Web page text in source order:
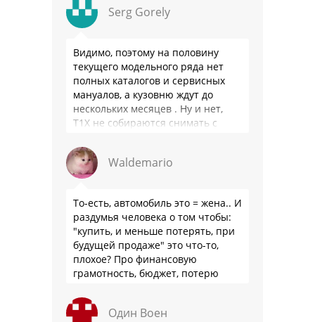
Serg Gorely
Видимо, поэтому на половину
текущего модельного ряда нет
полных каталогов и сервисных
мануалов, а кузовню ждут до
нескольких месяцев . Ну и нет,
Т1Х не собираются снимать с
лет …
Waldemario
То-есть, автомобиль это = жена.. И
раздумья человека о том чтобы:
"купить, и меньше потерять, при
будущей продаже" это что-то,
плохое? Про финансовую
грамотность, бюджет, потерю
слышали?
Один Воен